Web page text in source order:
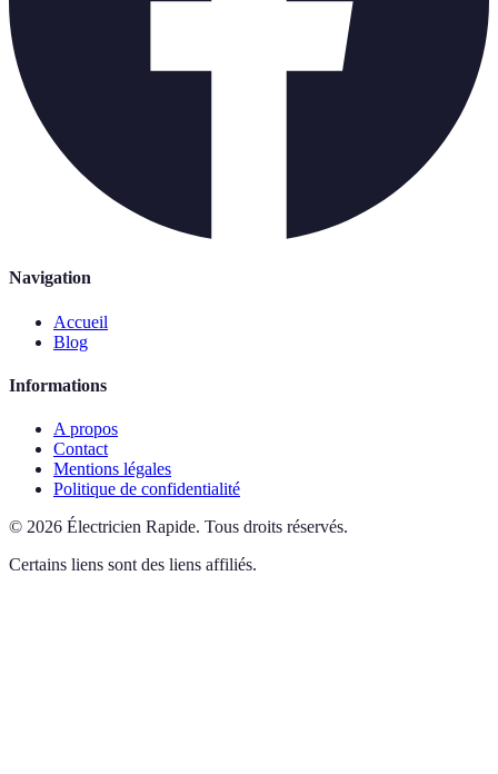
Navigation
Accueil
Blog
Informations
A propos
Contact
Mentions légales
Politique de confidentialité
© 2026 Électricien Rapide. Tous droits réservés.
Certains liens sont des liens affiliés.